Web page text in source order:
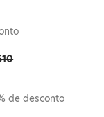
de desconto